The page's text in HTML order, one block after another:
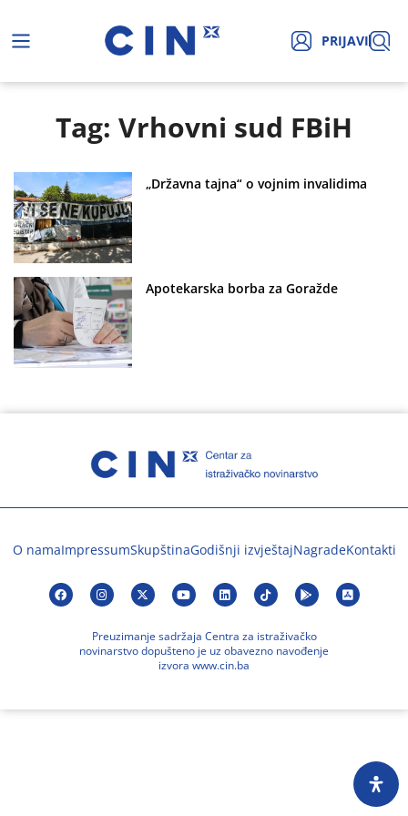
PRIJAVI
Tag: Vrhovni sud FBiH
„Državna tajna“ o vojnim invalidima
Apotekarska borba za Goražde
O namaImpressumSkupštinaGodišnji izvještajNagradeKontakti
Preuzimanje sadržaja Centra za istraživačko
novinarstvo dopušteno je uz obavezno navođenje
izvora www.cin.ba